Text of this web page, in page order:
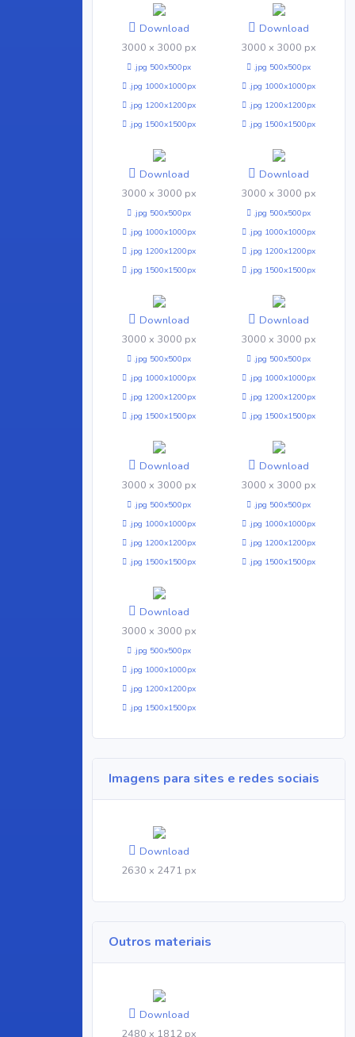
Download
3000 x 3000 px
.jpg 500x500px
.jpg 1000x1000px
.jpg 1200x1200px
.jpg 1500x1500px
Download
3000 x 3000 px
.jpg 500x500px
.jpg 1000x1000px
.jpg 1200x1200px
.jpg 1500x1500px
Download
3000 x 3000 px
.jpg 500x500px
.jpg 1000x1000px
.jpg 1200x1200px
.jpg 1500x1500px
Download
3000 x 3000 px
.jpg 500x500px
.jpg 1000x1000px
.jpg 1200x1200px
.jpg 1500x1500px
Download
3000 x 3000 px
.jpg 500x500px
.jpg 1000x1000px
.jpg 1200x1200px
.jpg 1500x1500px
Download
3000 x 3000 px
.jpg 500x500px
.jpg 1000x1000px
.jpg 1200x1200px
.jpg 1500x1500px
Download
3000 x 3000 px
.jpg 500x500px
.jpg 1000x1000px
.jpg 1200x1200px
.jpg 1500x1500px
Download
3000 x 3000 px
.jpg 500x500px
.jpg 1000x1000px
.jpg 1200x1200px
.jpg 1500x1500px
Download
3000 x 3000 px
.jpg 500x500px
.jpg 1000x1000px
.jpg 1200x1200px
.jpg 1500x1500px
Imagens para sites e redes sociais
Download
2630 x 2471 px
Outros materiais
Download
2480 x 1812 px